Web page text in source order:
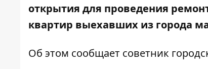
открытия для проведения
квартир выехавших из города
Об этом сообщает советник